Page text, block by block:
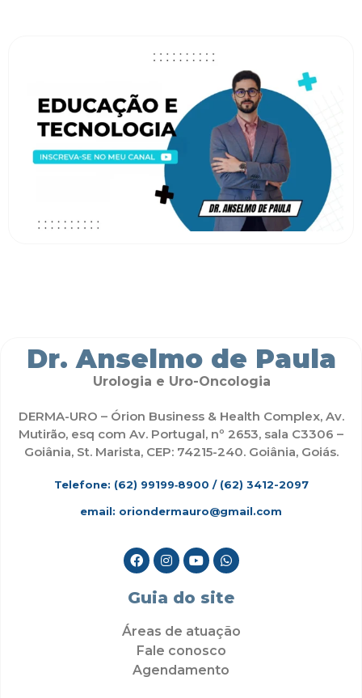
Dr. Anselmo de Paula
Urologia e Uro-Oncologia
DERMA-URO – Órion Business & Health Complex, Av.
Mutirão, esq com Av. Portugal, nº 2653, sala C3306 –
Goiânia, St. Marista, CEP: 74215-240. Goiânia, Goiás.
Telefone: (62) 99199‑8900 / (62) 3412-2097
email: oriondermauro@gmail.com
Guia do site
Áreas de atuação
Fale conosco
Agendamento